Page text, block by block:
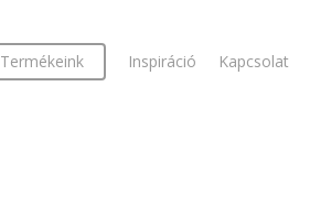
Termékeink Inspiráció Kapcsolat